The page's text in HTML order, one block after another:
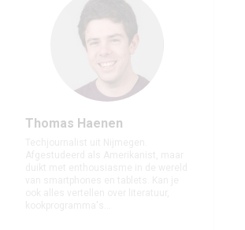
Thomas Haenen